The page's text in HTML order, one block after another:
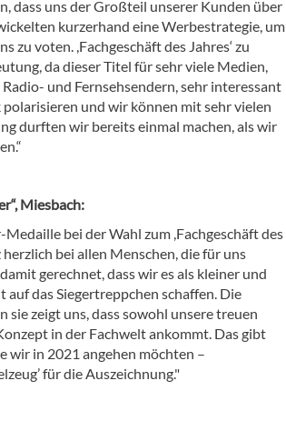
dass uns der Großteil unserer Kunden über
kurzerhand eine Werbestrategie, um
zu voten. ,Fachgeschäft des Jahres‘ zu
da dieser Titel für sehr viele Medien,
und Fernsehsendern, sehr interessant
und wir können mit sehr vielen
durften wir bereits einmal machen, als wir
Miesbach:
bei der Wahl zum ,Fachgeschäft des
herzlich bei allen Menschen, die für uns
gerechnet, dass wir es als kleiner und
das Siegertreppchen schaffen. Die
sie zeigt uns, dass sowohl unsere treuen
in der Fachwelt ankommt. Das gibt
wir in 2021 angehen möchten –
für die Auszeichnung."